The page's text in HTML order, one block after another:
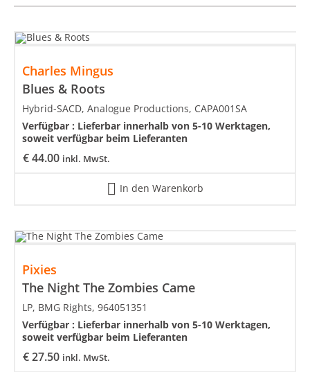
Charles Mingus
Blues & Roots
€44.00 inkl. MwSt.
Hybrid-SACD, Analogue Productions, CAPA001SA
Verfügbar : Lieferbar innerhalb von 5-10 Werktagen,
soweit verfügbar beim Lieferanten
In den Warenkorb
Pixies
The Night The Zombies Came
€27.50 inkl. MwSt.
LP, BMG Rights, 964051351
Verfügbar : Lieferbar innerhalb von 5-10 Werktagen,
soweit verfügbar beim Lieferanten